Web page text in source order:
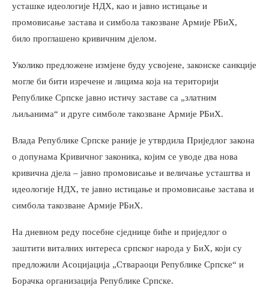
усташке идеологије НДХ, као и јавно истицање и
промовисање застава и симбола такозване Армије РБиХ,
било проглашено кривичним дјелом.
Уколико предложене измјене буду усвојене, законске санкције
могле би бити изречене и лицима која на територији
Републике Српске јавно истичу заставе са „златним
љиљанима“ и друге симболе такозване Армије РБиХ.
Влада Републике Српске раније је утврдила Приједлог закона
о допунама Кривичног законика, којим се уводе два нова
кривична дјела – јавно промовисање и величање усташтва и
идеологије НДХ, те јавно истицање и промовисање застава и
симбола такозване Армије РБиХ.
На дневном реду посебне сједнице биће и приједлог о
заштити виталних интереса српског народа у БиХ, који су
предложили Асоцијација „Ствараоци Републике Српске“ и
Борачка организација Републике Српске.